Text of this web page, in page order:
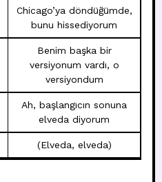
Chicago’ya döndüğümde,
bunu hissediyorum
Benim başka bir
versiyonum vardı, o
versiyondum
Ah, başlangıcın sonuna
elveda diyorum
(Elveda, elveda)